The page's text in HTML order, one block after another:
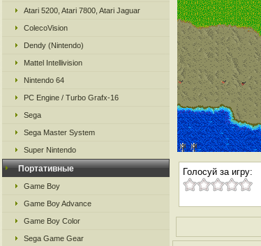
Atari 5200, Atari 7800, Atari Jaguar
ColecoVision
Dendy (Nintendo)
Mattel Intellivision
Nintendo 64
PC Engine / Turbo Grafx-16
Sega
Sega Master System
Super Nintendo
Портативные
Game Boy
Game Boy Advance
Game Boy Color
Sega Game Gear
Голосуй за игру: